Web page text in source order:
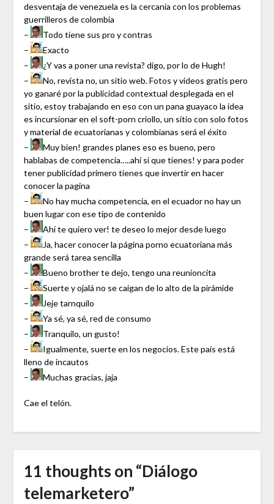
desventaja de venezuela es la cercanía con los problemas
guerrilleros de colombia
–
Todo tiene sus pro y contras
–
Exacto
–
¿Y vas a poner una revista? digo, por lo de Hugh!
–
No, revista no, un sitio web. Fotos y videos gratis pero
yo ganaré por la publicidad contextual desplegada en el
sitio, estoy trabajando en eso con un pana guayaco la idea
es incursionar en el soft-porn criollo, un sitio con solo fotos
y material de ecuatorianas y colombianas será el éxito
–
Muy bien! grandes planes eso es bueno, pero
hablabas de competencia…..ahí si que tienes! y para poder
tener publicidad primero tienes que invertir en hacer
conocer la pagina
–
No hay mucha competencia, en el ecuador no hay un
buen lugar con ese tipo de contenido
–
Ahí te quiero ver! te deseo lo mejor desde luego
–
Ja, hacer conocer la página porno ecuatoriana más
grande será tarea sencilla
–
Bueno brother te dejo, tengo una reunioncita
–
Suerte y ojalá no se caigan de lo alto de la pirámide
–
Jeje tarnquilo
–
Ya sé, ya sé, red de consumo
–
Tranquilo, un gusto!
–
Igualmente, suerte en los negocios. Este país está
lleno de incautos
–
Muchas gracias, jaja
Cae el telón.
11 thoughts on “Diálogo
telemarketero”